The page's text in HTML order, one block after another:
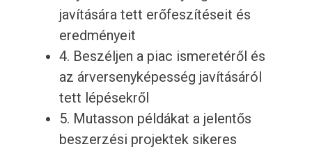
javítására tett erőfeszítéseit és
eredményeit
4. Beszéljen a piac ismeretéről és
az árversenyképesség javításáról
tett lépésekről
5. Mutasson példákat a jelentős
beszerzési projektek sikeres